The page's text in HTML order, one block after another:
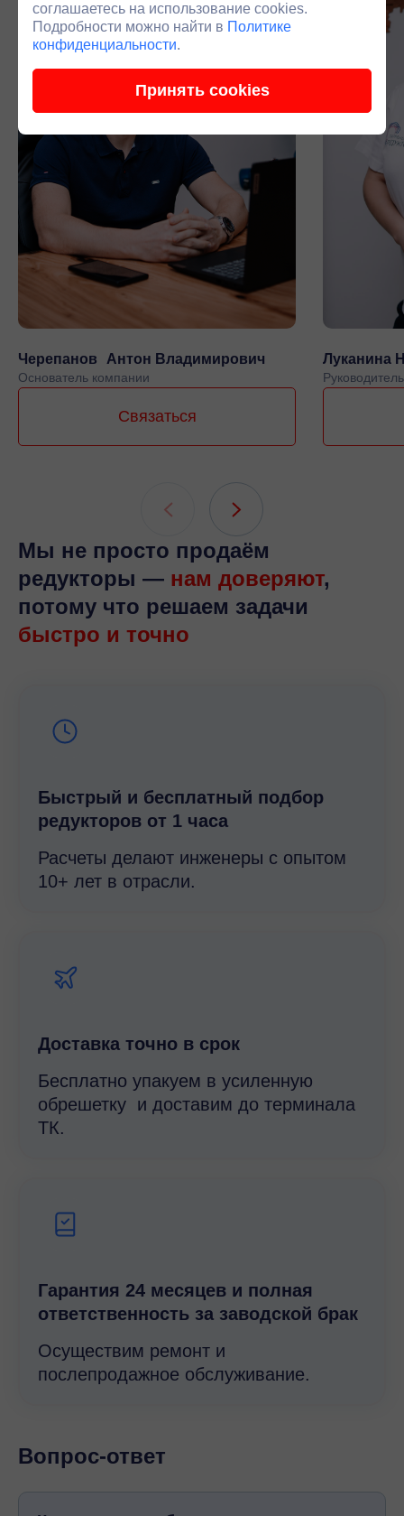
Черепанов Антон Владимирович
Основатель компании
Связаться
Луканина
Мы не просто продаём
редукторы — нам доверяют,
потому что решаем задачи
быстро и точно
Быстрый и беcплатный подбор
редукторов от 1 часа
Расчеты делают инженеры с опытом
10+ лет в отрасли.
Доставка точно в срок
Бесплатно упакуем в усиленную
обрешетку и доставим до терминала
ТК.
Гарантия 24 месяцев и полная
ответственность за заводской брак
Осуществим ремонт и
послепродажное обслуживание.
Вопрос-ответ
соглашаетесь на использование cookies.
Подробности можно найти в Политике
конфиденциальности.
Принять cookies